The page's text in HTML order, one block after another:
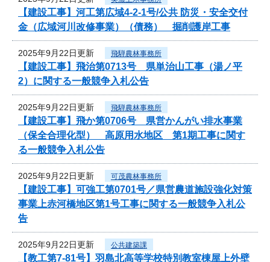
【建設工事】河工第広域4-2-1号/公共 防災・安全交付
金（広域河川改修事業）（債務） 掘削護岸工事
2025年9月22日更新 飛騨農林事務所
【建設工事】飛治第0713号 県単治山工事（湯ノ平
2）に関する一般競争入札公告
2025年9月22日更新 飛騨農林事務所
【建設工事】飛か第0706号 県営かんがい排水事業
（保全合理化型） 高原用水地区 第1期工事に関す
る一般競争入札公告
2025年9月22日更新 可茂農林事務所
【建設工事】可強工第0701号／県営農道施設強化対策
事業上赤河橋地区第1号工事に関する一般競争入札公
告
2025年9月22日更新 公共建築課
【教工第7-81号】羽島北高等学校特別教室棟屋上外壁